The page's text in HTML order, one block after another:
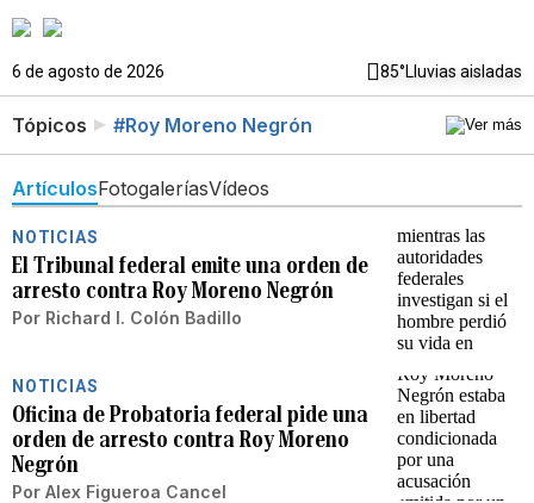
6 de agosto de 2026 85°Lluvias aisladas
Tópicos #Roy Moreno Negrón
ArtículosFotogaleríasVídeos
NOTICIAS
El Tribunal federal emite una orden de
arresto contra Roy Moreno Negrón
Por Richard I. Colón Badillo
NOTICIAS
Oficina de Probatoria federal pide una
orden de arresto contra Roy Moreno
Negrón
Por Alex Figueroa Cancel